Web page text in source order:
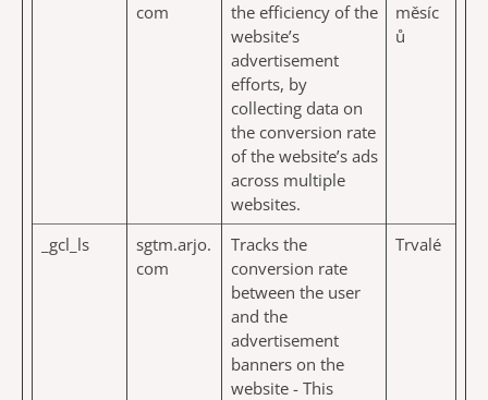
com
the efficiency of the
website’s
advertisement
efforts, by
collecting data on
the conversion rate
of the website’s ads
across multiple
websites.
měsíc
ů
_gcl_ls
sgtm.arjo.
com
Tracks the
conversion rate
between the user
and the
advertisement
banners on the
website - This
Trvalé